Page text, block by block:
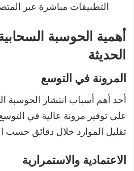
التطبيقات مباشرة عبر
أهمية الحوسبة
الحديثة
المرونة في التوسع
أحد أهم أسباب انتشار الحوسبة
على توفير مرونة عالية في
تقليل الموارد خلال دقائق حسب
الاعتمادية والاستمرارية